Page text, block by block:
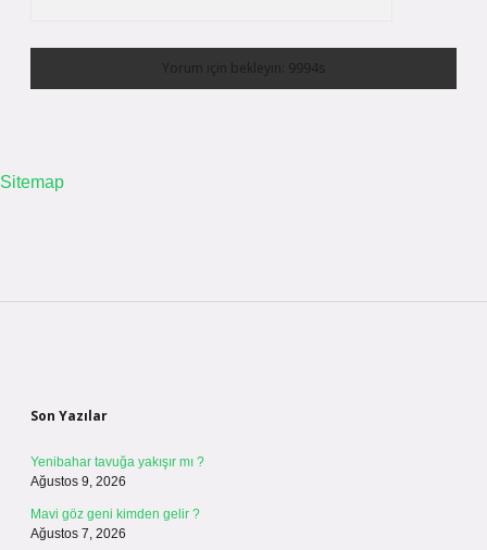
Sitemap
Son Yazılar
Yenibahar tavuğa yakışır mı ?
Ağustos 9, 2026
Mavi göz geni kimden gelir ?
Ağustos 7, 2026